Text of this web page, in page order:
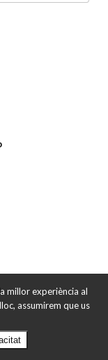
millor experiència al
assumirem que us